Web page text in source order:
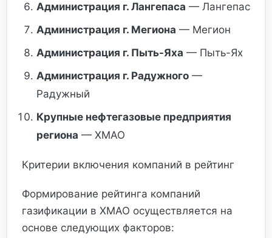
Администрация г. Лангепаса — Лангепас
Администрация г. Мегиона — Мегион
Администрация г. Пыть-Яха — Пыть-Ях
Администрация г. Радужного —
Радужный
Крупные нефтегазовые предприятия
региона — ХМАО
Критерии включения компаний в рейтинг
Формирование рейтинга компаний
газификации в ХМАО осуществляется на
основе следующих факторов: